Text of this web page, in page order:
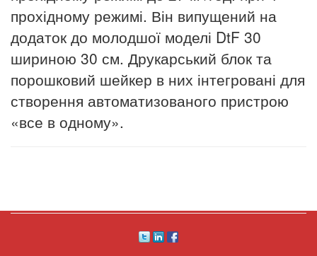
прохідному режимі. Він випущений на
додаток до молодшої моделі DtF 30
шириною 30 см. Друкарський блок та
порошковий шейкер в них інтегровані для
створення автоматизованого пристрою
«все в одному».